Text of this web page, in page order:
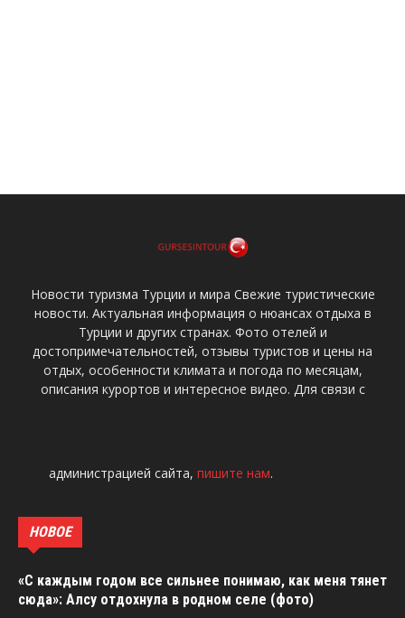
Новости туризма Турции и мира Свежие туристические
новости. Актуальная информация о нюансах отдыха в
Турции и других странах. Фото отелей и
достопримечательностей, отзывы туристов и цены на
отдых, особенности климата и погода по месяцам,
описания курортов и интересное видео. Для связи с
администрацией сайта, пишите нам.
НОВОЕ
«С каждым годом все сильнее понимаю, как меня тянет
сюда»: Алсу отдохнула в родном селе (фото)